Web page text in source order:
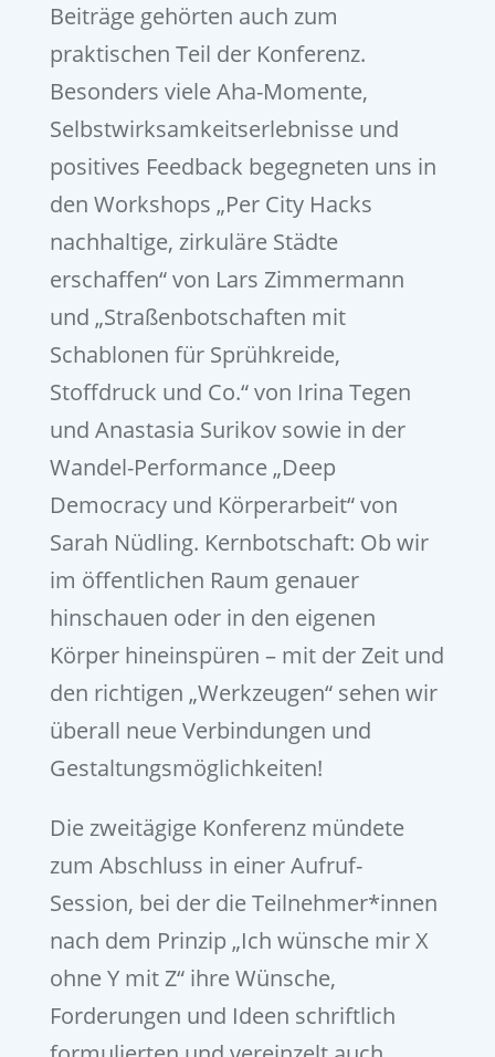
Beiträge gehörten auch zum
praktischen Teil der Konferenz.
Besonders viele Aha-Momente,
Selbstwirksamkeitserlebnisse und
positives Feedback begegneten uns in
den Workshops „Per City Hacks
nachhaltige, zirkuläre Städte
erschaffen“ von Lars Zimmermann
und „Straßenbotschaften mit
Schablonen für Sprühkreide,
Stoffdruck und Co.“ von Irina Tegen
und Anastasia Surikov sowie in der
Wandel-Performance „Deep
Democracy und Körperarbeit“ von
Sarah Nüdling. Kernbotschaft: Ob wir
im öffentlichen Raum genauer
hinschauen oder in den eigenen
Körper hineinspüren – mit der Zeit und
den richtigen „Werkzeugen“ sehen wir
überall neue Verbindungen und
Gestaltungsmöglichkeiten!
Die zweitägige Konferenz mündete
zum Abschluss in einer Aufruf-
Session, bei der die Teilnehmer*innen
nach dem Prinzip „Ich wünsche mir X
ohne Y mit Z“ ihre Wünsche,
Forderungen und Ideen schriftlich